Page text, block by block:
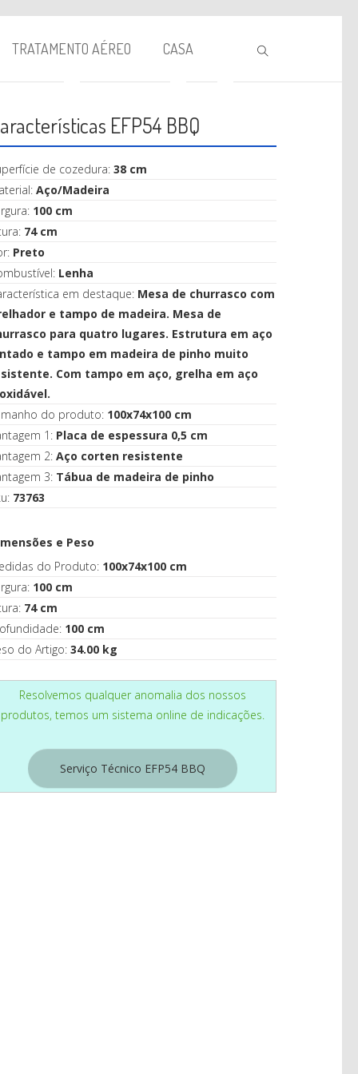
AQUECIMENTO
VENTILAÇÃO
TRATAMENTO AÉREO
CASA
TRATAMENTO AÉREO CASA
EFP54 BBQ
de cozedura: 38 cm
Aço/Madeira
100 cm
74 cm
Preto
Lenha
em destaque: Mesa de churrasco com
e tampo de madeira. Mesa de
para quatro lugares. Estrutura em aço
e tampo em madeira de pinho muito
Com tampo em aço, grelha em aço
do produto: 100x74x100 cm
1: Placa de espessura 0,5 cm
2: Aço corten resistente
3: Tábua de madeira de pinho
73763
e Peso
do Produto: 100x74x100 cm
100 cm
74 cm
100 cm
do Artigo: 34.00 kg
Resolvemos qualquer anomalia dos nossos
produtos, temos um sistema online de indicações.
Serviço Técnico EFP54 BBQ